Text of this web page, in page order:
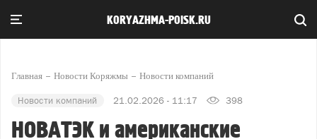
KORYAZHMA-POISK.RU
Главная Новости Коряжмы Новости компаний
Новости компаний 21.02.2026 - 11:17 398
НОВАТЭК и американские